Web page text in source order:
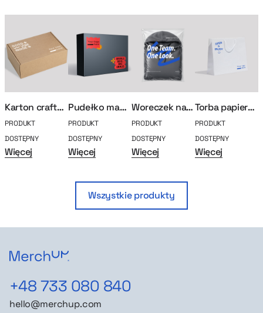
Karton craftowy
PRODUKT
DOSTĘPNY
Więcej
Pudełko magnetyczne S
PRODUKT
DOSTĘPNY
Więcej
Woreczek na bluzę
PRODUKT
DOSTĘPNY
Więcej
Torba papierowa premium custom
PRODUKT
DOSTĘPNY
Więcej
Wszystkie produkty
+48 733 080 840
hello@merchup.com